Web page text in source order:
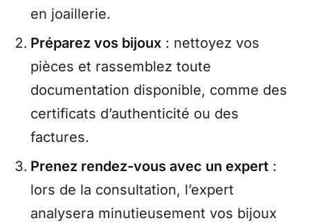
en joaillerie.
Préparez vos bijoux : nettoyez vos
pièces et rassemblez toute
documentation disponible, comme des
certificats d’authenticité ou des
factures.
Prenez rendez-vous avec un expert :
lors de la consultation, l’expert
analysera minutieusement vos bijoux